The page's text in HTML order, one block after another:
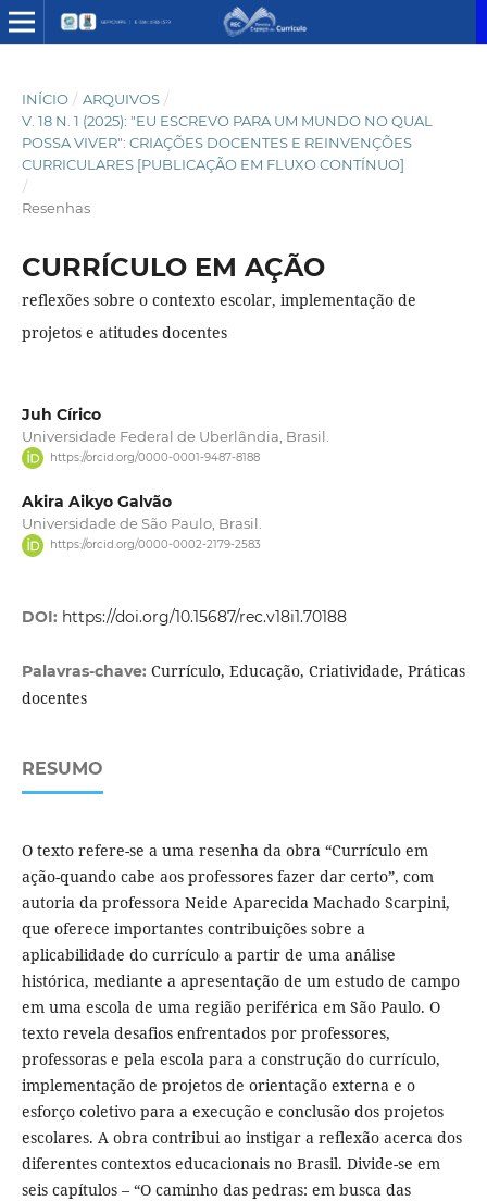
INÍCIO / ARQUIVOS /
V. 18 N. 1 (2025): "EU ESCREVO PARA UM MUNDO NO QUAL
POSSA VIVER": CRIAÇÕES DOCENTES E REINVENÇÕES
CURRICULARES [PUBLICAÇÃO EM FLUXO CONTÍNUO]
/
Resenhas
CURRÍCULO EM AÇÃO
reflexões sobre o contexto escolar, implementação de
projetos e atitudes docentes
Juh Círico
Universidade Federal de Uberlândia, Brasil.
https://orcid.org/0000-0001-9487-8188
Akira Aikyo Galvão
Universidade de São Paulo, Brasil.
https://orcid.org/0000-0002-2179-2583
DOI: https://doi.org/10.15687/rec.v18i1.70188
Palavras-chave: Currículo, Educação, Criatividade, Práticas
docentes
RESUMO
O texto refere-se a uma resenha da obra “Currículo em
ação-quando cabe aos professores fazer dar certo”, com
autoria da professora Neide Aparecida Machado Scarpini,
que oferece importantes contribuições sobre a
aplicabilidade do currículo a partir de uma análise
histórica, mediante a apresentação de um estudo de campo
em uma escola de uma região periférica em São Paulo. O
texto revela desafios enfrentados por professores,
professoras e pela escola para a construção do currículo,
implementação de projetos de orientação externa e o
esforço coletivo para a execução e conclusão dos projetos
escolares. A obra contribui ao instigar a reflexão acerca dos
diferentes contextos educacionais no Brasil. Divide-se em
seis capítulos – “O caminho das pedras: em busca das